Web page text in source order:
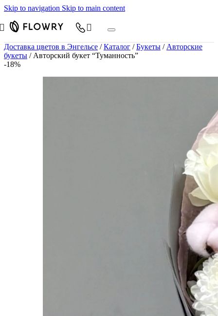
Skip to navigation Skip to main content
Доставка цветов в Энгельсе / Каталог / Букеты / Авторские
букеты /Авторский букет “Туманность”
-18%